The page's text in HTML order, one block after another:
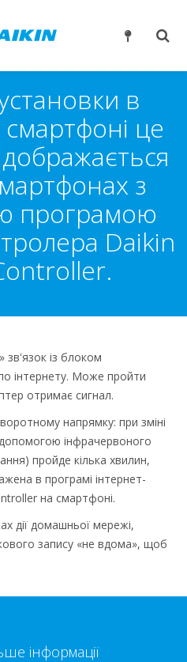
в
це
з
програмою
Daikin
із блоком
інтернету. Може пройти
отримає сигнал.
напрямку: при зміні
інфрачервоного
пройде кілька хвилин,
в програмі інтернет-
на смартфоні.
дії домашньої мережі,
запису «не вдома», щоб
інформації